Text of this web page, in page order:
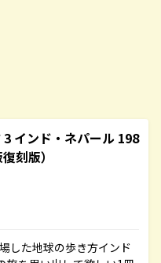
インド・ネパール 198
刻版）
した地球の歩き方インド